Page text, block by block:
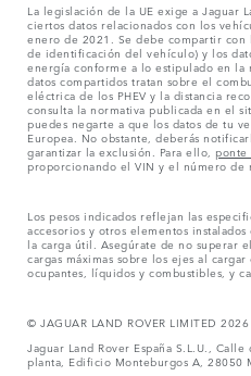
La legislación de la UE exige a Jaguar
ciertos datos relacionados con los
enero de 2021. Se debe compartir
de identificación del vehículo) y los
energía conforme a lo estipulado en la
datos compartidos tratan sobre el
eléctrica de los PHEV y la distancia
consulta la normativa publicada en el
puedes negarte a que los datos de tu
Europea. No obstante, deberás
garantizar la exclusión. Para ello, ponte
proporcionando el VIN y el número de
Los pesos indicados reflejan las
accesorios y otros elementos
la carga útil. Asegúrate de no superar
cargas máximas sobre los ejes al
ocupantes, líquidos y combustibles, y
© JAGUAR LAND ROVER LIMITED 2026
Jaguar Land Rover España S.L.U.,
planta, Edificio Monteburgos A, 28050